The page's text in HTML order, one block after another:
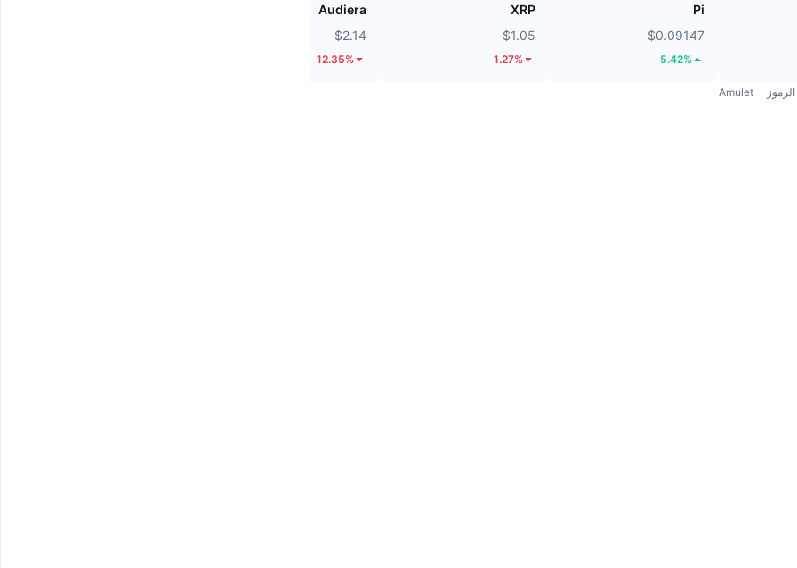
Pi
$0.09147
5.42%
XRP
$1.05
1.27%
Audiera
$2.14
12.35%
الرموز Amulet